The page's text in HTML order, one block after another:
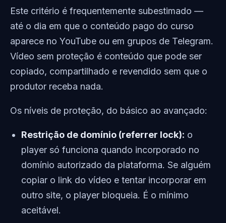
Este critério é frequentemente subestimado —
até o dia em que o conteúdo pago do curso
aparece no YouTube ou em grupos de Telegram.
Vídeo sem proteção é conteúdo que pode ser
copiado, compartilhado e revendido sem que o
produtor receba nada.
Os níveis de proteção, do básico ao avançado:
Restrição de domínio (referrer lock): o
player só funciona quando incorporado no
domínio autorizado da plataforma. Se alguém
copiar o link do vídeo e tentar incorporar em
outro site, o player bloqueia. É o mínimo
aceitável.